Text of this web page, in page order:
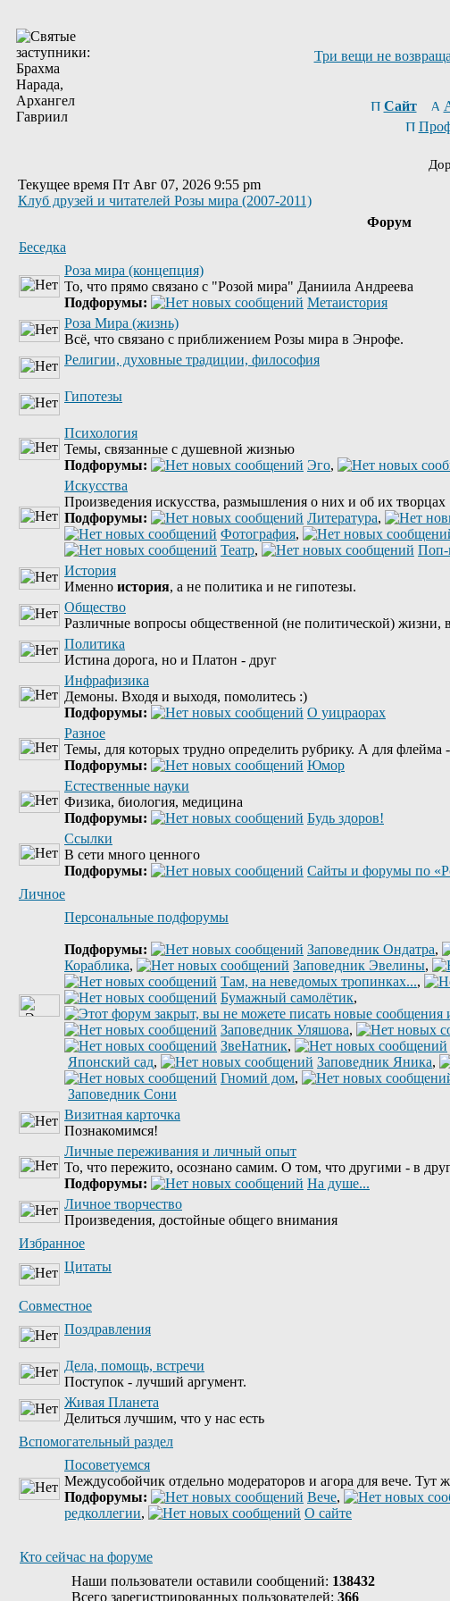
Три вещи не
Сайт
Текущее время Пт Авг 07, 2026 9:55 pm
Клуб друзей и читателей Розы мира (2007-2011)
Форум
Беседка
Роза мира (концепция)
То, что прямо связано с "Розой мира" Даниила Андреева
Подфорумы:
Метаистория
Роза Мира (жизнь)
Всё, что связано с приближением Розы мира в Энрофе.
Религии, духовные традиции, философия
Гипотезы
Психология
Темы, связанные с душевной жизнью
Подфорумы:
Эго,
Искусства
Произведения искусства, размышления о них и об их творцах
Подфорумы:
Литература,
Фотография,
Театр, Поп-
История
Именно история, а не политика и не гипотезы.
Общество
Различные вопросы общественной (не политической) жизни,
Политика
Истина дорога, но и Платон - друг
Инфрафизика
Демоны. Входя и выходя, помолитесь :)
Подфорумы:
О уицраорах
Разное
Темы, для которых трудно определить рубрику. А для флейма
Подфорумы:
Юмор
Естественные науки
Физика, биология, медицина
Подфорумы:
Будь здоров!
Ссылки
В сети много ценного
Подфорумы:
Сайты и форумы по
Личное
Персональные подфорумы
Подфорумы: Заповедник Ондатра,
Кораблика, Заповедник Эвелины,
Там, на неведомых тропинках...,
Бумажный самолётик,
Заповедник Уляшова,
ЗвеНатник,
Японский сад, Заповедник Яника,
Гномий дом,
Заповедник Сони
Визитная карточка
Познакомимся!
Личные переживания и личный опыт
То, что пережито, осознано самим. О том, что другими - в
Подфорумы:
На душе...
Личное творчество
Произведения, достойные общего внимания
Избранное
Цитаты
Совместное
Поздравления
Дела, помощь, встречи
Поступок - лучший аргумент.
Живая Планета
Делиться лучшим, что у нас есть
Вспомогательный раздел
Посоветуемся
Междусобойчик отдельно модераторов и агора для вече. Тут
Подфорумы:
Вече,
редколлегии, О сайте
Кто сейчас на форуме
Наши пользователи оставили сообщений: 138432
Всего зарегистрированных пользователей: 366